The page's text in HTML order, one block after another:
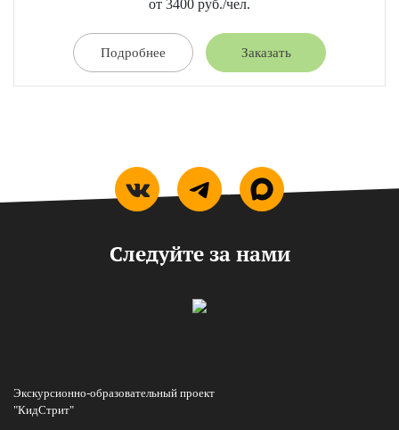
от 3400 руб./чел.
Подробнее Заказать
Следуйте за нами
Экскурсионно-образовательный проект
"КидСтрит"